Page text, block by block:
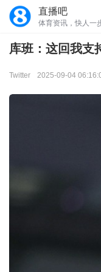
直播吧
体育资讯，快人一
库班：这回我支
Twitter 2025-09-04